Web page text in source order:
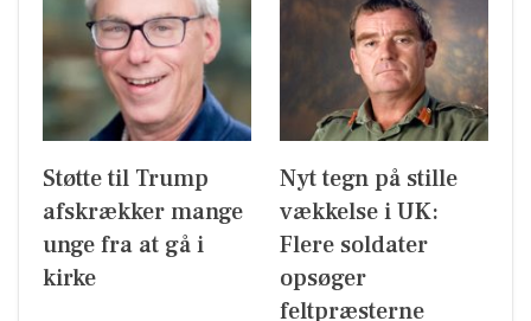
Støtte til Trump
afskrækker mange
unge fra at gå i
kirke
Nyt tegn på stille
vækkelse i UK:
Flere soldater
opsøger
feltpræsterne